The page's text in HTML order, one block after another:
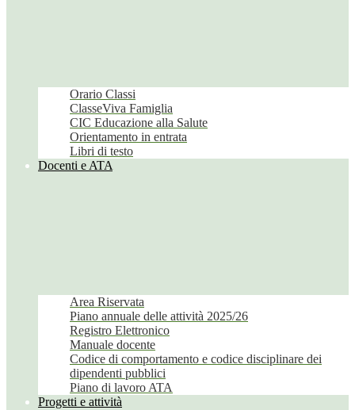
Orario Classi
ClasseViva Famiglia
CIC Educazione alla Salute
Orientamento in entrata
Libri di testo
Docenti e ATA
Area Riservata
Piano annuale delle attività 2025/26
Registro Elettronico
Manuale docente
Codice di comportamento e codice disciplinare dei
dipendenti pubblici
Piano di lavoro ATA
Progetti e attività